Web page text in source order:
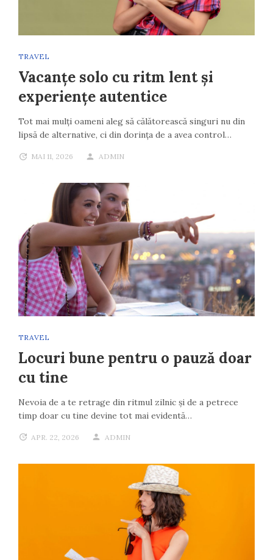
TRAVEL
Vacanțe solo cu ritm lent și
experiențe autentice
Tot mai mulți oameni aleg să călătorească singuri nu din
lipsă de alternative, ci din dorința de a avea control…
MAI 11, 2026 ADMIN
TRAVEL
Locuri bune pentru o pauză doar
cu tine
Nevoia de a te retrage din ritmul zilnic și de a petrece
timp doar cu tine devine tot mai evidentă…
APR. 22, 2026 ADMIN